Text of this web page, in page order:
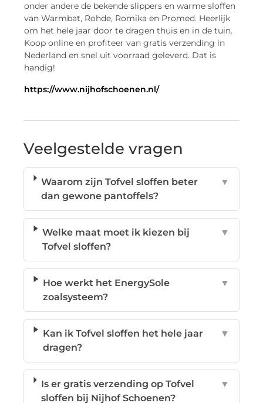
onder andere de bekende slippers en warme sloffen
van Warmbat, Rohde, Romika en Promed. Heerlijk
om het hele jaar door te dragen thuis en in de tuin.
Koop online en profiteer van gratis verzending in
Nederland en snel uit voorraad geleverd. Dat is
handig!
https://www.nijhofschoenen.nl/
Veelgestelde vragen
Waarom zijn Tofvel sloffen beter
dan gewone pantoffels?
▼
Welke maat moet ik kiezen bij
Tofvel sloffen?
▼
Hoe werkt het EnergySole
zoalsysteem?
▼
Kan ik Tofvel sloffen het hele jaar
dragen?
▼
Is er gratis verzending op Tofvel
sloffen bij Nijhof Schoenen?
▼